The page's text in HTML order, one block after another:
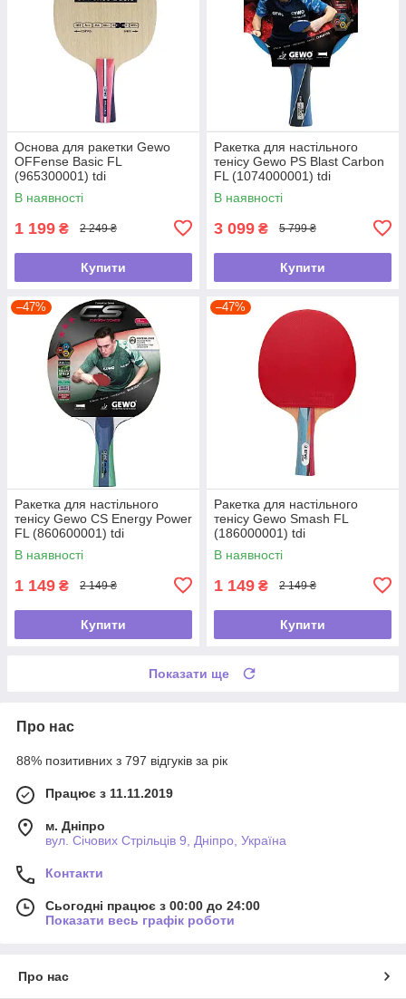
Основа для ракетки Gewo
OFFense Basic FL
(965300001) tdi
В наявності
1 199 ₴ 2 249 ₴
Купити
Ракетка для настільного
тенісу Gewo PS Blast Carbon
FL (1074000001) tdi
В наявності
3 099 ₴ 5 799 ₴
Купити
–47%
Ракетка для настільного
тенісу Gewo CS Energy Power
FL (860600001) tdi
В наявності
1 149 ₴ 2 149 ₴
Купити
–47%
Ракетка для настільного
тенісу Gewo Smash FL
(186000001) tdi
В наявності
1 149 ₴ 2 149 ₴
Купити
Показати ще
Про нас
88% позитивних з 797 відгуків за рік
Працює з 11.11.2019
м. Дніпро
вул. Січових Стрільців 9, Дніпро, Україна
Контакти
Сьогодні працює з 00:00 до 24:00
Показати весь графік роботи
Про нас